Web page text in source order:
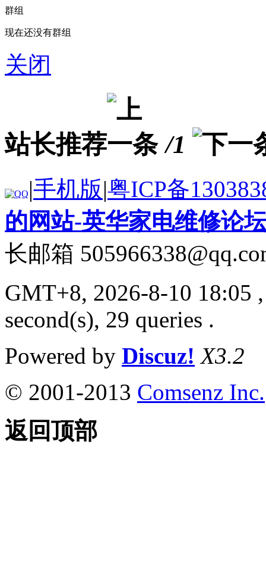
群组
现在还没有群组
关闭
站长推荐 /1
|手机版|粤ICP备
的网站-英华家电维修论
长邮箱
GMT+8, 2026-8-10 18:05
second(s), 29 queries .
Powered by Discuz! X3.2
© 2001-2013 Comsenz Inc.
返回顶部